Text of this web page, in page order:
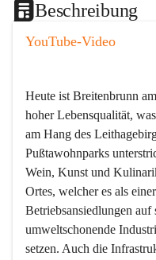
Beschreibung
YouTube-Video
Heute ist Breitenbrunn
hoher Lebensqualität,
am Hang des
Pußtawohnparks
Wein, Kunst und
Ortes, welcher es als
Betriebsansiedlungen
umweltschonende
setzen. Auch die